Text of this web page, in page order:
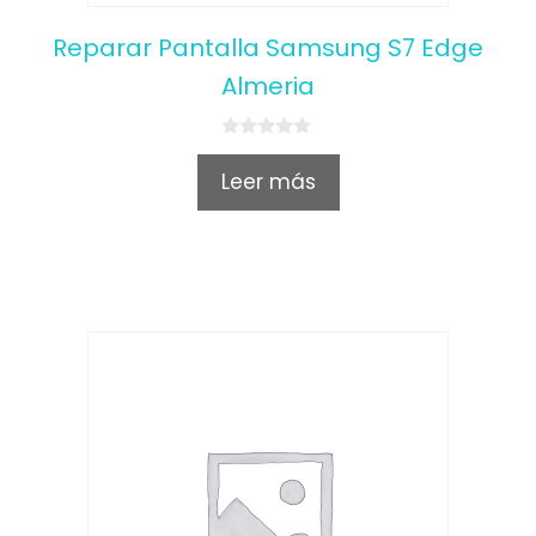
Reparar Pantalla Samsung S7 Edge
Almeria
0
u
Leer más